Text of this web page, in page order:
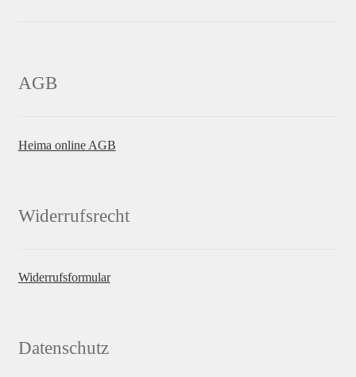
AGB
Heima online AGB
Widerrufsrecht
Widerrufsformular
Datenschutz